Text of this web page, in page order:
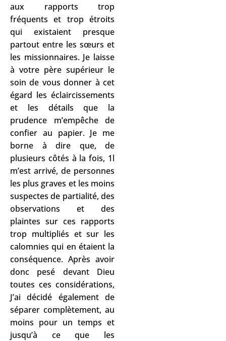
aux rapports trop
fréquents et trop étroits
qui existaient presque
partout entre les sœurs et
les missionnaires. Je laisse
à votre père supérieur le
soin de vous donner à cet
égard les éclaircissements
et les détails que la
prudence m’empêche de
confier au papier. Je me
borne à dire que, de
plusieurs côtés à la fois, 1l
m’est arrivé, de personnes
les plus graves et les moins
suspectes de partialité, des
observations et des
plaintes sur ces rapports
trop multipliés et sur les
calomnies qui en étaient la
conséquence. Après avoir
donc pesé devant Dieu
toutes ces considérations,
J’ai décidé également de
séparer complètement, au
moins pour un temps et
jusqu’à ce que les